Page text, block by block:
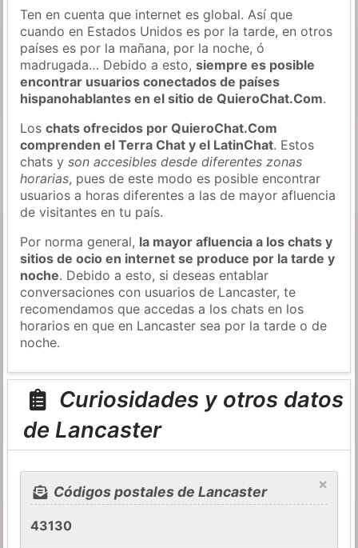
Ten en cuenta que internet es global. Así que
cuando en Estados Unidos es por la tarde, en otros
países es por la mañana, por la noche, ó
madrugada… Debido a esto,siempre es posible
encontrar usuarios conectados de países
hispanohablantes en el sitio de QuieroChat.Com.
Loschats ofrecidos por QuieroChat.Com
comprenden el Terra Chat y el LatinChat. Estos
chats yson accesibles desde diferentes zonas
horarias, pues de este modo es posible encontrar
usuarios a horas diferentes a las de mayor afluencia
de visitantes en tu país.
Por norma general, la mayor afluencia a los chats y
sitios de ocio en internet se produce por la tarde y
noche. Debido a esto, si deseas entablar
conversaciones con usuarios de Lancaster, te
recomendamos que accedas a los chats en los
horarios en que en Lancaster sea por la tarde o de
noche.
Curiosidades y otros datos
de Lancaster
×
Códigos postales de Lancaster
43130